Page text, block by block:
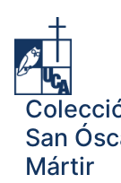
San
Mártir